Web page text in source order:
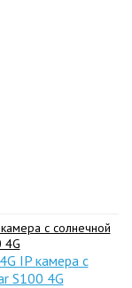
IP камера с
S100 4G